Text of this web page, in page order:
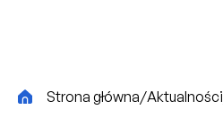
Strona głównaCiK
/Aktualności